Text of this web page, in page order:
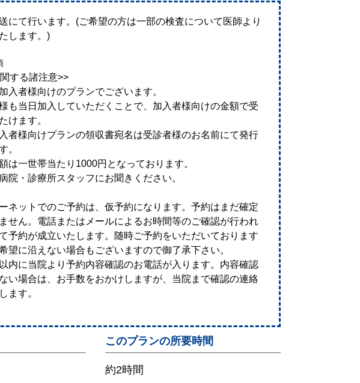
にて行います。(ご希望の方は一部の検査について医師より
します。)
する諸注意>>
入者様向けのプランでございます。
も当日加入していただくことで、加入者様向けの金額で受
けます。
者様向けプランの領収書宛名は受診者様のお名前にて発行
。
は一世帯当たり1000円となっております。
院・診療所スタッフにお聞きください。
ネットでのご予約は、仮予約になります。予約はまだ確定
せん。電話またはメールによるお時間等のご確認が行われ
予約が成立いたします。随時ご予約をいただいております
望に沿えない場合もございますので御了承下さい。
内に当院より予約内容確認のお電話が入ります。内容確認
い場合は、お手数をおかけしますが、当院まで確認の連絡
ます。
このプランの所要時間
約2時間